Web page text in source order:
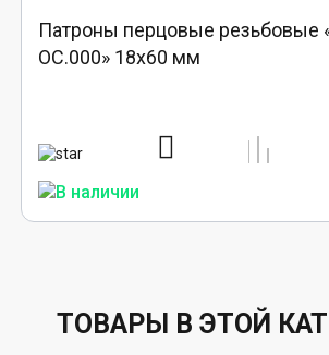
Патроны перцовые резьбовые
ОС.000» 18х60 мм
ТОВАРЫ В ЭТОЙ